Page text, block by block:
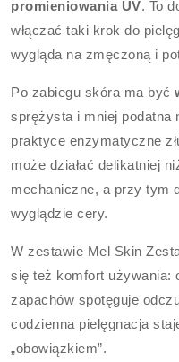
promieniowania UV. To
włączać taki krok do
wygląda na zmęczoną i
Po zabiegu skóra ma być
sprężysta i mniej podatna
praktyce enzymatyczne
może działać delikatniej
mechaniczne, a przy tym
wyglądzie cery.
W zestawie Mel Skin
się też komfort używania:
zapachów spotęguje
codzienna pielęgnacja
„obowiązkiem”.